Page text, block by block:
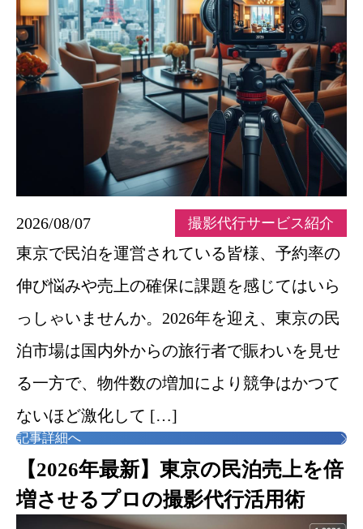
2026/08/07 撮影代行サービス紹介
東京で民泊を運営されている皆様、予約率の
伸び悩みや売上の確保に課題を感じてはいら
っしゃいませんか。2026年を迎え、東京の民
泊市場は国内外からの旅行者で賑わいを見せ
る一方で、物件数の増加により競争はかつて
ないほど激化して […]
記事詳細へ
【2026年最新】東京の民泊売上を倍
増させるプロの撮影代行活用術